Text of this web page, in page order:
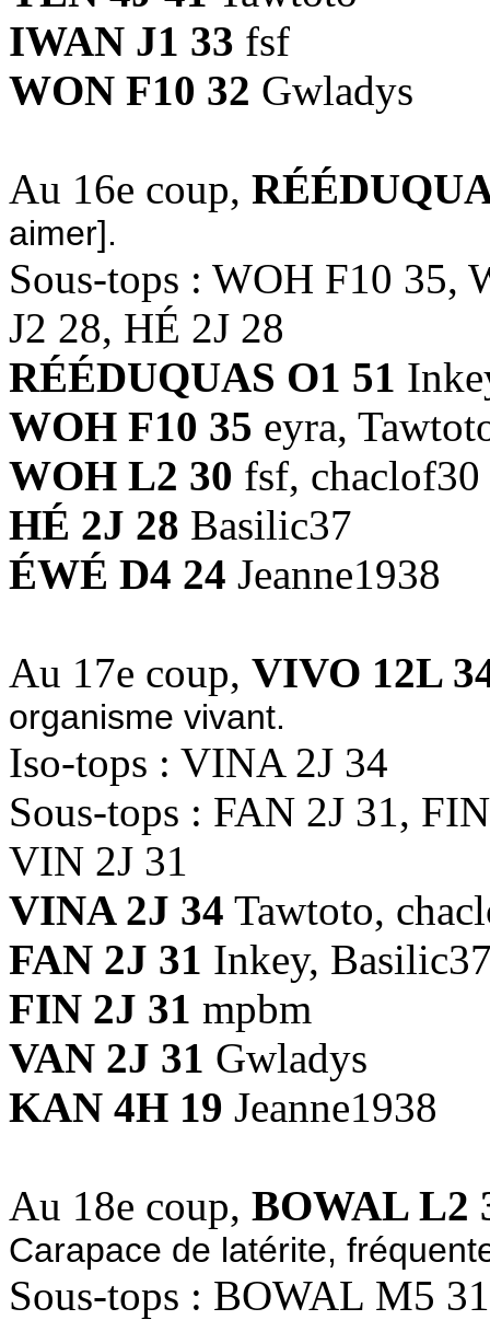
IWAN J1 33 fsf
WON F10 32 Gwladys
Au 16e coup,
aimer].
Sous-tops : WOH F10 35,
J2 28, HÉ 2J 28
RÉÉDUQUAS O1 51
WOH F10 35 eyra,
WOH L2 30 fsf, chaclof30
HÉ 2J 28 Basilic37
ÉWÉ D4 24 Jeanne1938
Au 17e coup, VIVO 12L
organisme vivant.
Iso-tops : VINA 2J 34
Sous-tops : FAN 2J 31,
VIN 2J 31
VINA 2J 34 Tawtoto,
FAN 2J 31 Inkey,
FIN 2J 31 mpbm
VAN 2J 31 Gwladys
KAN 4H 19 Jeanne1938
Au 18e coup, BOWAL L2
Carapace de latérite,
Sous-tops : BOWAL M5